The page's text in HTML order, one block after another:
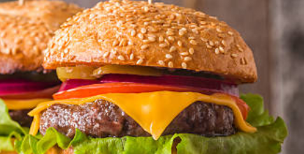
Mini Burgers Maison pour un Apéritif Gourmand